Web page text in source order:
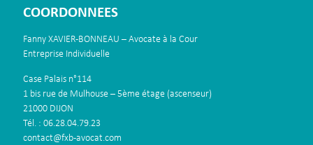
COORDONNEES
Fanny XAVIER-BONNEAU – Avocate à la Cour
Entreprise Individuelle
Case Palais n°114
1 bis rue de Mulhouse – 5ème étage (ascenseur)
21000 DIJON
Tél. : 06.28.04.79.23
contact@fxb-avocat.com